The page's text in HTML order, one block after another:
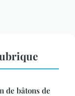
de bâtons de